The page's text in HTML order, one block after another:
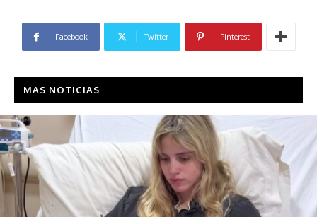
Facebook Twitter Pinterest
MAS NOTICIAS